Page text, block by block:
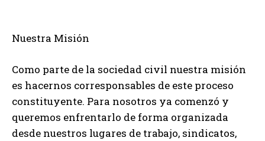
Nuestra Misión
Como parte de la sociedad civil nuestra misión
es hacernos corresponsables de este proceso
constituyente. Para nosotros ya comenzó y
queremos enfrentarlo de forma organizada
desde nuestros lugares de trabajo, sindicatos,